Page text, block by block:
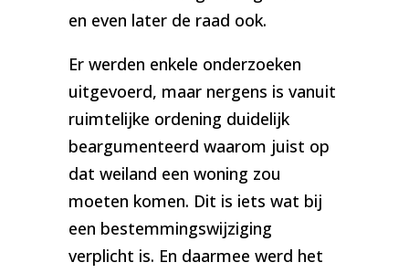
en even later de raad ook.
Er werden enkele onderzoeken
uitgevoerd, maar nergens is vanuit
ruimtelijke ordening duidelijk
beargumenteerd waarom juist op
dat weiland een woning zou
moeten komen. Dit is iets wat bij
een bestemmingswijziging
verplicht is. En daarmee werd het